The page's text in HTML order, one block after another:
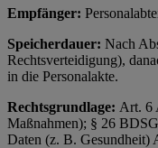
Empfänger:
Speicherdauer: Nach
Rechtsverteidigung),
in die Personalakte.
Rechtsgrundlage: Art. 6
Maßnahmen); § 26
Daten (z. B.